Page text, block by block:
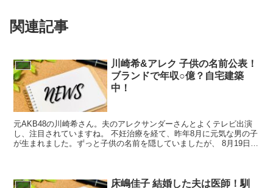
関連記事
芸能
川崎希&アレク 子供の名前公表！
ブランドで年収○億？自宅建築
中！
元AKB48の川崎希さん。夫のアレクサンダーさんとよくテレビ出演
し、注目されていますね。 不妊治療を経て、昨年8月に元気な男の子
が生まれました。ずっと子供の名前を隠していましたが、 8月19日の
芸能
床嶋佳子 結婚した夫は医師！馴